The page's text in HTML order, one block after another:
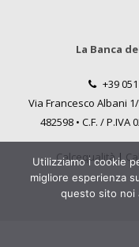
La Banca
+39
Via Francesco Albani
482598 • C.F. / P.IVA
Calcequalità|
Utilizziamo i cookie
migliore esperienza
questo sito noi